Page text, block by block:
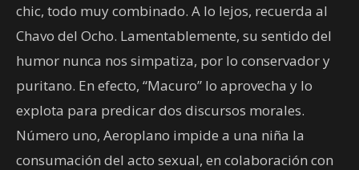
chic, todo muy combinado. A lo lejos, recuerda al
Chavo del Ocho. Lamentablemente, su sentido del
humor nunca nos simpatiza, por lo conservador y
puritano. En efecto, “Macuro” lo aprovecha y lo
explota para predicar dos discursos morales.
Número uno, Aeroplano impide a una niña la
consumación del acto sexual, en colaboración con